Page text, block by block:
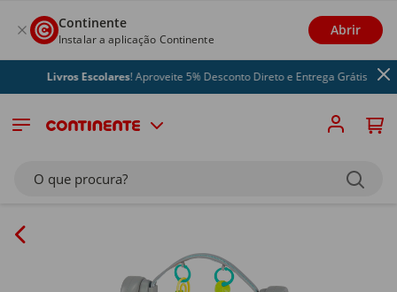
Continente
Instalar a aplicação Continente
Abrir
Livros Escolares! Aproveite 5% Desconto Direto e Entrega Grátis
O que procura?